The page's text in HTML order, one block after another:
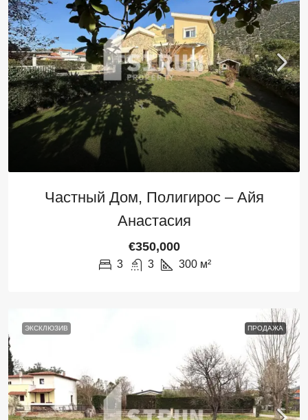
Частный Дом, Полигирос – Айя
Анастасия
€350,000
3 3 300 м²
ЭКСКЛЮЗИВ ПРОДАЖА